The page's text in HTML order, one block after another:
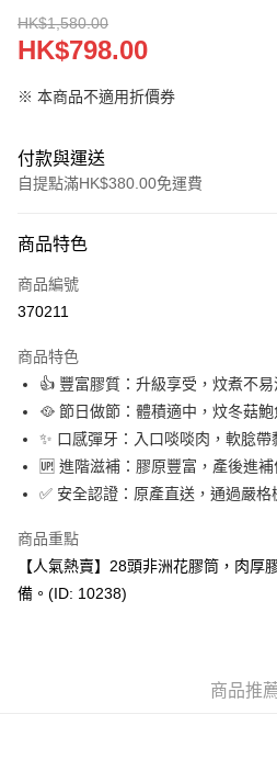
HK$1,580.00
HK$798.00
※ 本商品不適用折價券
付款與運送
自提點滿HK$380.00免運費
信用卡
Apple Pay
AlipayHK
PayMe
WeChat Pay
BoC Pay
其他轉帳方式
相關說明
轉數快識別碼(FPS ID)：4042362 中國銀
物流公司會改派其他自取點或其他配送
商品特色
商品編號
370211
商品特色
👍 豐富膠質：升級享受，炆煮不易
🥘 節日做節：體積適中，炆冬菇
✨ 口感彈牙：入口啖啖肉，軟腍帶
🆙 進階滋補：膠原豐富，產後進補
✅ 安全認證：原產直送，通過嚴格
商品重點
【人氣熱賣】28頭非洲花膠筒，肉厚
備。(ID: 10238)
商品推